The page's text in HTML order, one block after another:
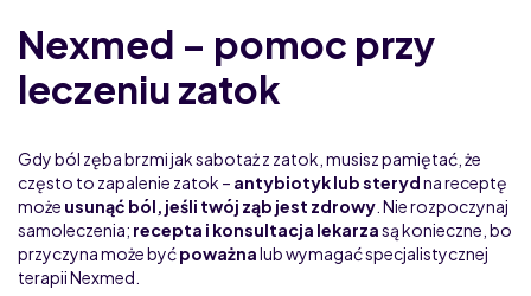
Nexmed – pomoc przy
leczeniu zatok
Gdy ból zęba brzmi jak sabotaż z zatok, musisz pamiętać, że
często to zapalenie zatok – antybiotyk lub sterydna receptę
może usunąć ból, jeśli twój ząb jest zdrowy . Nie rozpoczynaj
samoleczenia; recepta i konsultacja lekarzasą konieczne, bo
przyczyna może byćpoważnalub wymagać specjalistycznej
terapii Nexmed.